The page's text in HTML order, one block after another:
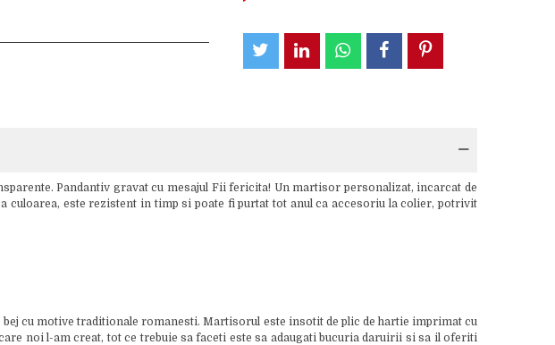
Pandantiv gravat cu mesajul Fii fericita! Un martisor personalizat, incarcat de
este rezistent in timp si poate fi purtat tot anul ca accesoriu la colier, potrivit
cu motive traditionale romanesti. Martisorul este insotit de plic de hartie imprimat cu
noi l-am creat, tot ce trebuie sa faceti este sa adaugati bucuria daruirii si sa il oferiti